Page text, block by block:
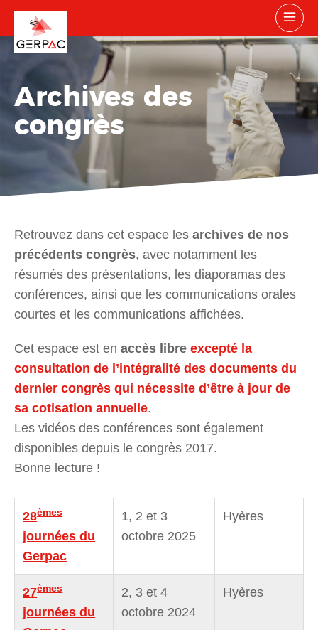
Archives des
congrès
Retrouvez dans cet espace les archives de nos
précédents congrès, avec notamment les
résumés des présentations, les diaporamas des
conférences, ainsi que les communications orales
courtes et les communications affichées.
Cet espace est en accès libre excepté la
consultation de l’intégralité des documents du
dernier congrès qui nécessite d’être à jour de
sa cotisation annuelle.
Les vidéos des conférences sont également
disponibles depuis le congrès 2017.
Bonne lecture !
28èmes
journées du
Gerpac
1, 2 et 3
octobre 2025
Hyères
27èmes
journées du
2, 3 et 4
octobre 2024
Hyères